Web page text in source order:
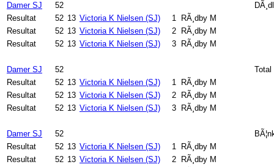
Damer SJ 52
Resultat
52 13 Victoria K Nielsen (SJ) 1
RÃ¸dby M
Resultat
52 13 Victoria K Nielsen (SJ) 2
RÃ¸dby M
Resultat
52 13 Victoria K Nielsen (SJ) 3 RÃ¸dby M
Damer SJ 52
Total
Resultat
52 13 Victoria K Nielsen (SJ) 1
RÃ¸dby M
Resultat
52 13 Victoria K Nielsen (SJ) 2
RÃ¸dby M
Resultat
52 13 Victoria K Nielsen (SJ) 3 RÃ¸dby M
Damer SJ 52
Resultat
52 13 Victoria K Nielsen (SJ) 1
RÃ¸dby M
Resultat
52 13 Victoria K Nielsen (SJ) 2
RÃ¸dby M